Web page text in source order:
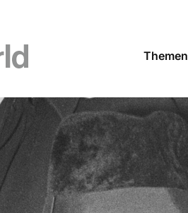
Themen